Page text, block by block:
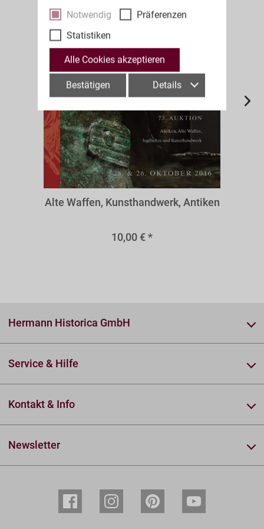
A73aw
Alte Waffen, Kunsthandwerk, Antiken
10,00 € *
Hermann Historica GmbH
Service & Hilfe
Kontakt & Info
Newsletter
Notwendig
Präferenzen
Statistiken
Alle Cookies akzeptieren
Bestätigen Details